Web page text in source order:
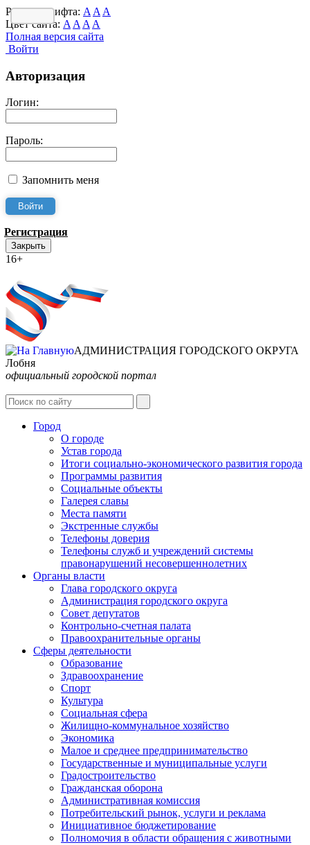
Размер шрифта: A A A
Цвет сайта: A A A A
Полная версия сайта
Войти
Авторизация
Логин:
Пароль:
Запомнить меня
Регистрация
Закрыть
16+
АДМИНИСТРАЦИЯ ГОРОДСКОГО ОКРУГА
Лобня
официальный городской портал
Город
О городе
Устав города
Итоги социально-экономического развития города
Программы развития
Социальные объекты
Галерея славы
Места памяти
Экстренные службы
Телефоны доверия
Телефоны служб и учреждений системы
правонарушений несовершеннолетних
Органы власти
Глава городского округа
Администрация городcкого округа
Совет депутатов
Контрольно-счетная палата
Правоохранительные органы
Сферы деятельности
Образование
Здравоохранение
Спорт
Культура
Социальная сфера
Жилищно-коммунальное хозяйство
Экономика
Малое и среднее предпринимательство
Государственные и муниципальные услуги
Градостроительство
Гражданская оборона
Административная комиссия
Потребительский рынок, услуги и реклама
Инициативное бюджетирование
Полномочия в области обращения с животными